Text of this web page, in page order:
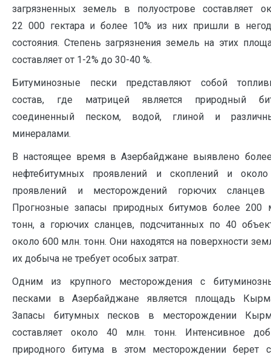
загрязненных земель в полуострове составляет
22 000 гектара и более 10% из них пришли в
состояния. Степень загрязнения земель на этих
составляет от 1-2% до 30-40 %.
Битуминозные пески представляют собой
состав, где матрицей является природный
соединенный песком, водой, глиной и
минералами.
В настоящее время в Азербайджане выявлено
нефтебитумных проявлений и скоплений и
проявлений и месторождений горючих сланцев
Прогнозные запасы природных битумов более 200
тонн, а горючих сланцев, подсчитанных по 40
около 600 млн. тонн. Они находятся на поверхности
их добыча не требует особых затрат.
Одним из крупного месторождения с
песками в Азербайджане является площадь
Запасы битумных песков в месторождении
составляет около 40 млн. тонн. Интенсивное
природного битума в этом месторождении берет